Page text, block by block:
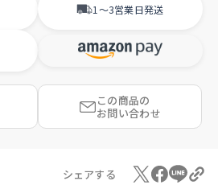
1〜3営業日発送
この商品の
お問い合わせ
シェアする